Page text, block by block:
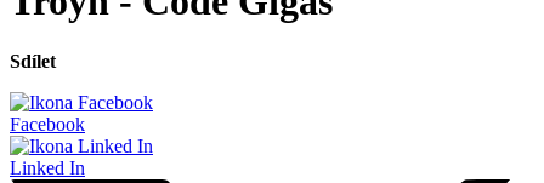
Sdílet
Facebook
Linked In